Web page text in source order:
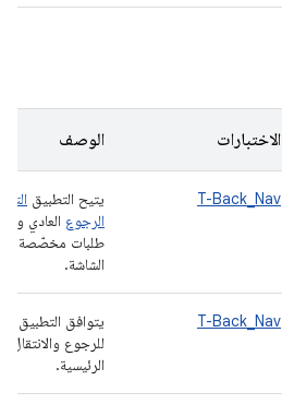
الاختبارات الوصف
T-Back_Nav يتيح التطبيق
الرجوع العادي
طلبات مخصّصة
الشاشة.
T-Back_Nav
يتوافق التطبيق
للرجوع والانتقال
الرئيسية.